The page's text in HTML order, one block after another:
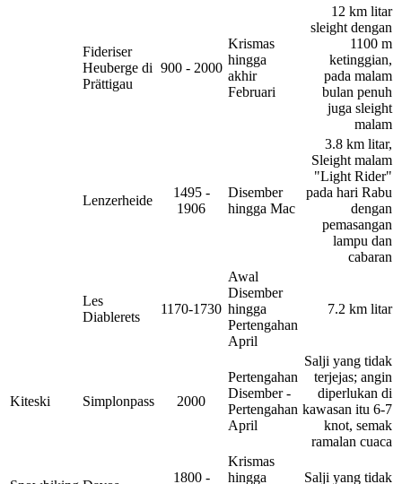
Fideriser
Heuberge di
Prättigau
900 - 2000
Krismas
hingga
akhir
Februari
12 km litar
sleight dengan
1100 m
ketinggian,
pada malam
bulan penuh
juga sleight
malam
Lenzerheide
1495 -
1906
Disember
hingga Mac
3.8 km litar,
Sleight malam
"Light Rider"
pada hari Rabu
dengan
pemasangan
lampu dan
cabaran
Les
Diablerets
1170-1730
Awal
Disember
hingga
Pertengahan
April
7.2 km litar
Kiteski Simplonpass 2000
Pertengahan
Disember -
Pertengahan
April
Salji yang tidak
terjejas; angin
diperlukan di
kawasan itu 6-7
knot, semak
ramalan cuaca
1800 -
Krismas
hingga
Salji yang tidak